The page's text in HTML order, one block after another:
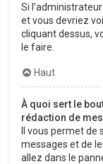
Si
et vous devriez
cliquant dessus,
le faire.
Haut
À quoi sert le
rédaction de
Il vous permet
messages et de
allez dans le